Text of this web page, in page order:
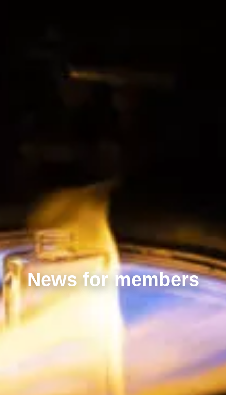
News for members